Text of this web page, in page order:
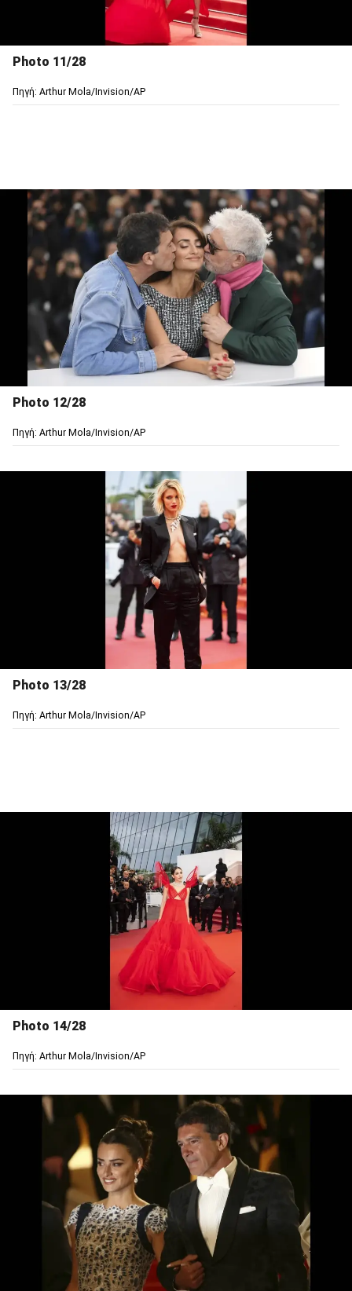
Photo 11/28
Πηγή: Arthur Mola/Invision/AP
Photo 12/28
Πηγή: Arthur Mola/Invision/AP
Photo 13/28
Πηγή: Arthur Mola/Invision/AP
Photo 14/28
Πηγή: Arthur Mola/Invision/AP